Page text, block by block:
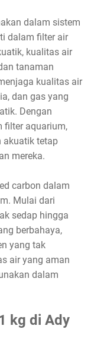
dalam sistem
dalam filter air
kualitas air
tanaman
kualitas air
dan gas yang
Dengan
filter aquarium,
akuatik tetap
mereka.
carbon dalam
Mulai dari
sedap hingga
berbahaya,
yang tak
air yang aman
dalam
kg di Ady